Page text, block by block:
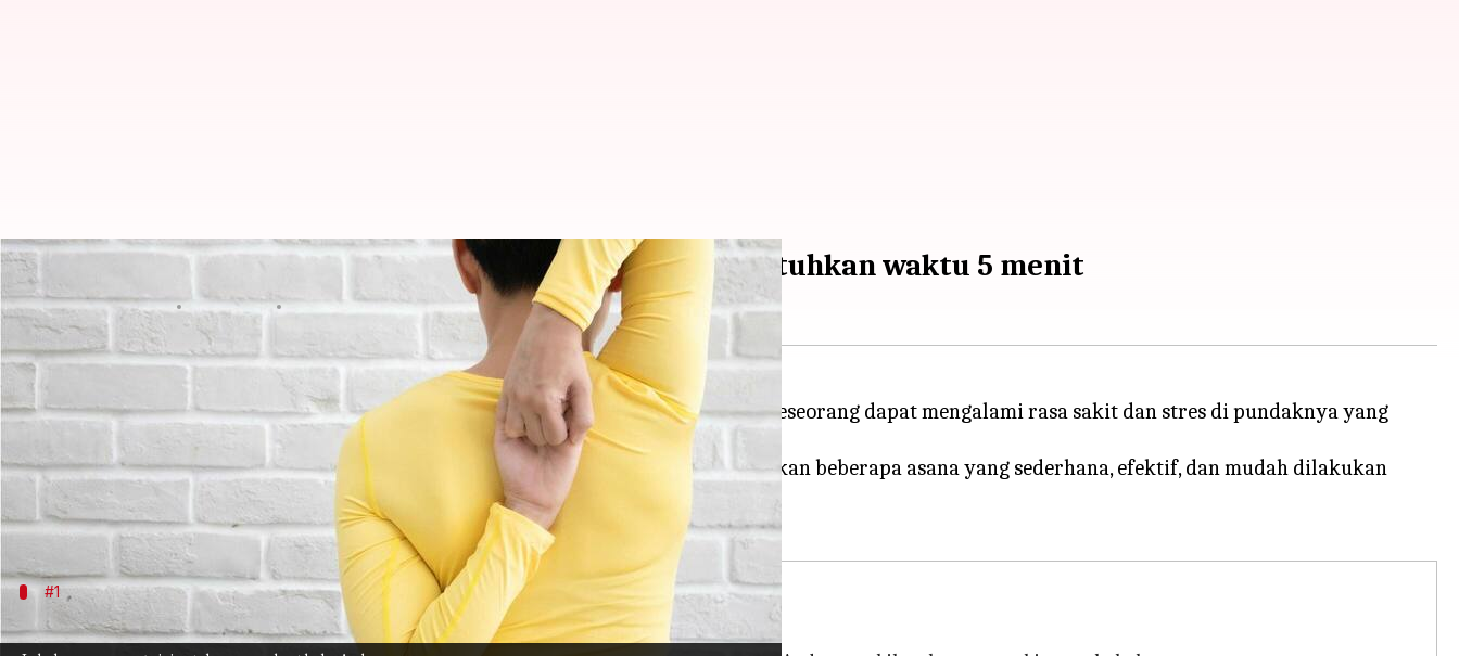
Yoga untuk memprkuat bahu: Asana ini hanya membutuhkan waktu 5 menit
menulis Taufiq Al Jufri Mar 02, 2023 12:56 pm
Apa ceritanya
Karena gaya hidup yang kurang gerak, terutama karena kurangnya latihan fisik, seseorang dapat mengalami rasa sakit dan stres di pundaknya yang
dapat menghambat rutinitas sehari-hari.
Untungnya, Anda dapat menyingkirkan bahu yang kaku dan pegal dengan melakukan beberapa asana yang sederhana, efektif, dan mudah dilakukan
setiap hari.
#1
Dhanurasana